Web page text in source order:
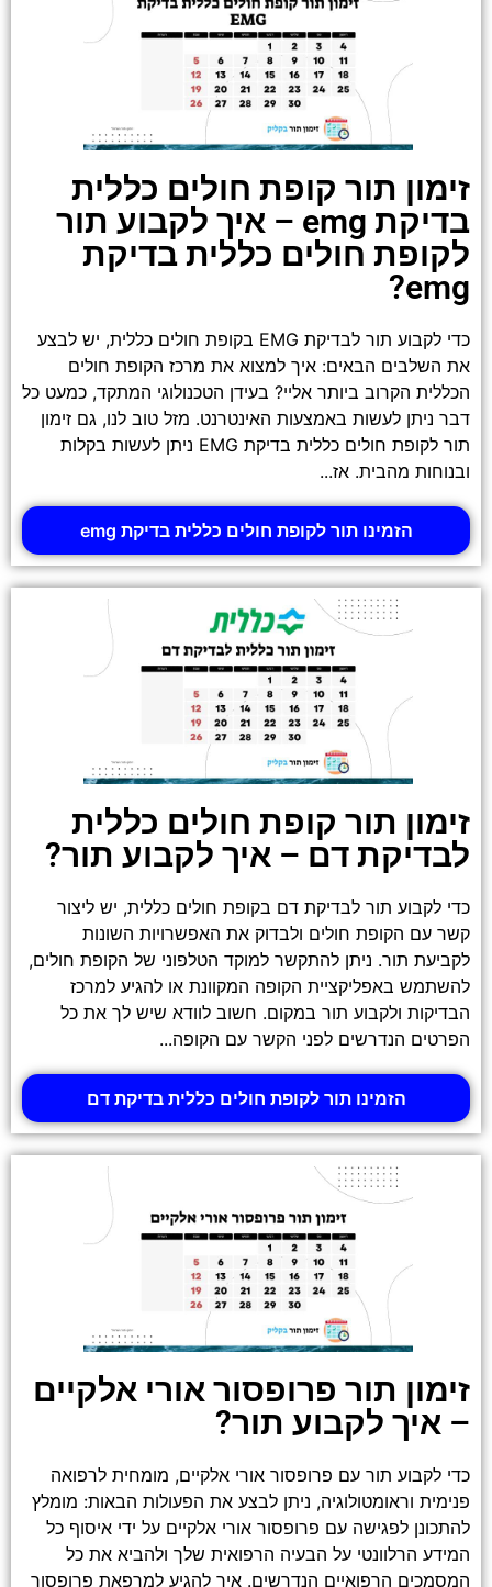
זימון תור קופת חולים כללית
בדיקת emg – איך לקבוע תור
לקופת חולים כללית בדיקת
emg?
כדי לקבוע תור לבדיקת EMG בקופת חולים כללית, יש לבצע
את השלבים הבאים: איך למצוא את מרכז הקופת חולים
הכללית הקרוב ביותר אליי? בעידן הטכנולוגי המתקד, כמעט כל
דבר ניתן לעשות באמצעות האינטרנט. מזל טוב לנו, גם זימון
תור לקופת חולים כללית בדיקת EMG ניתן לעשות בקלות
ובנוחות מהבית. אז...
הזמינו תור לקופת חולים כללית בדיקת emg
זימון תור קופת חולים כללית
לבדיקת דם – איך לקבוע תור?
כדי לקבוע תור לבדיקת דם בקופת חולים כללית, יש ליצור
קשר עם הקופת חולים ולבדוק את האפשרויות השונות
לקביעת תור. ניתן להתקשר למוקד הטלפוני של הקופת חולים,
להשתמש באפליקציית הקופה המקוונת או להגיע למרכז
הבדיקות ולקבוע תור במקום. חשוב לוודא שיש לך את כל
הפרטים הנדרשים לפני הקשר עם הקופה...
הזמינו תור לקופת חולים כללית בדיקת דם
זימון תור פרופסור אורי אלקיים
– איך לקבוע תור?
כדי לקבוע תור עם פרופסור אורי אלקיים, מומחית לרפואה
פנימית וראומטולוגיה, ניתן לבצע את הפעולות הבאות: מומלץ
להתכונן לפגישה עם פרופסור אורי אלקיים על ידי איסוף כל
המידע הרלוונטי על הבעיה הרפואית שלך ולהביא את כל
המסמכים הרפואיים הנדרשים. איך להגיע למרפאת פרופסור